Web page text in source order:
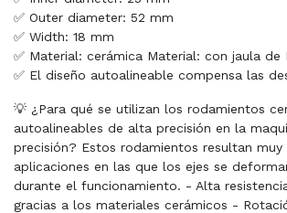
✅ Outer diameter: 52 mm
✅ Width: 18 mm
✅ Material: cerámica Material: con jaula de
✅ El diseño autoalineable compensa las
💡 ¿Para qué se utilizan los rodamientos
autoalineables de alta precisión en la
precisión? Estos rodamientos resultan muy
aplicaciones en las que los ejes se
durante el funcionamiento. - Alta
gracias a los materiales cerámicos -